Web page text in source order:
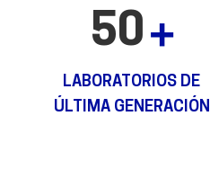
50
LABORATORIOS DE
ÚLTIMA GENERACIÓN